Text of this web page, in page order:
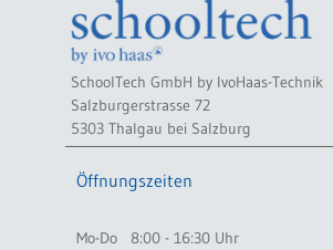
SchoolTech GmbH by IvoHaas-Technik
Salzburgerstrasse 72
5303 Thalgau bei Salzburg
Öffnungszeiten
Mo-Do
8:00 - 16:30 Uhr